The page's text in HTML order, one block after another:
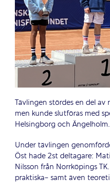
Tävlingen stördes en del
men kunde slutföras med
Helsingborg och Ängelholm.
Under tävlingen
Öst hade 2st deltagare:
Nilsson från Norrköpings
praktiska- samt även